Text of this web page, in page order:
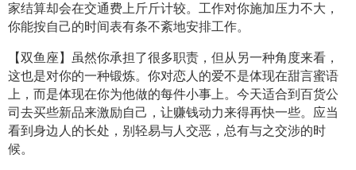
家结算却会在交通费上斤斤计较。工作对你施加压力不大，
你能按自己的时间表有条不紊地安排工作。
【双鱼座】虽然你承担了很多职责，但从另一种角度来看，
这也是对你的一种锻炼。你对恋人的爱不是体现在甜言蜜语
上，而是体现在你为他做的每件小事上。今天适合到百货公
司去买些新品来激励自己，让赚钱动力来得再快一些。应当
看到身边人的长处，别轻易与人交恶，总有与之交涉的时
候。